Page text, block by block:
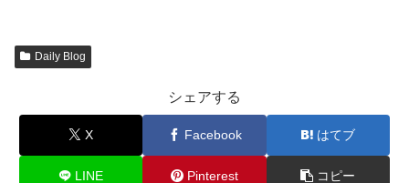
Daily Blog
シェアする
X Facebook はてブ
LINE Pinterest コピー